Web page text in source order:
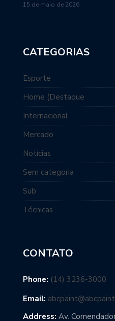
15 de maio de 2026
CATEGORIAS
Esporte
Home (Destaque
Internacional
Mercado
Notícias
Sem categoria
Sub
Técnicas
CONTATO
Phone: (14) 3236-3000
Email:
Address: Av.